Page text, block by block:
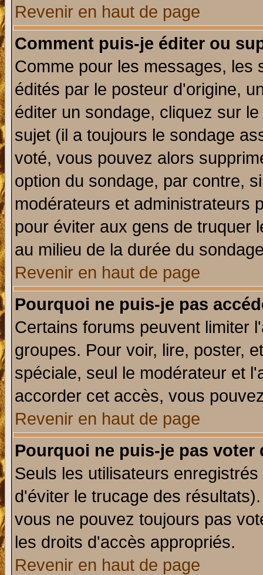
Revenir en haut de page
Comment puis-je éditer ou
Comme pour les messages, les
édités par le posteur d'origine,
éditer un sondage, cliquez sur
sujet (il a toujours le sondage
voté, vous pouvez alors
option du sondage, par contre,
modérateurs et administrateurs
pour éviter aux gens de truquer
au milieu de la durée du
Revenir en haut de page
Pourquoi ne puis-je pas
Certains forums peuvent limiter
groupes. Pour voir, lire, poster,
spéciale, seul le modérateur et
accorder cet accès, vous
Revenir en haut de page
Pourquoi ne puis-je pas voter
Seuls les utilisateurs
d'éviter le trucage des
vous ne pouvez toujours pas
les droits d'accès appropriés.
Revenir en haut de page